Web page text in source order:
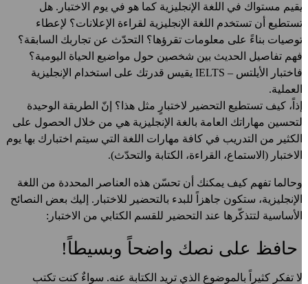
يقيم مستواك في اللغة الإنجليزية كما هو في يوم الاختبار. هل
تستطيع أن تستخدم اللغة الإنجليزية لقراءة الإعلانات؟ لإعطاء
توصيات بناءً على معلومات تقرؤها؟ التحدّث عن تجاربك السابقة؟
فهم تفاصيل الحديث بين شخصين حول مواضيع الحياة اليومية؟
فاختبار الأيلتس – IELTS يقيس قدرتك على استخدام الإنجليزية
العملية.
إذاً، كيف تستطيع التحضير لاختبارٍ مثل هذا؟ إنّ الطريقة الوحيدة
لتحسين مهاراتك العامة بالغة الإنجليزية هي من خلال الحصول على
الكثير من التدريب في كافة مهارات اللغة التي سيتم اختبارك بها يوم
الاختبار (الاستماع، القراءة، الكتابة والتحدّث).
وحالما تفهم كيف يمكنك أن تحسّن هذه العناصر المحددة من اللغة
الإنجليزية، ستكون جاهزاً للبدء بالتحضير للاختبار. إليك بعض النصائح
الأساسية لتتذكّرها عند التحضير للقسم الكتابي من الاختبار:
حافظ على نصك واضحاً وبسيطاً!
لا تفكر كثيراً بالموضوع الذي تريد الكتابة عنه. سواءٌ كنت تكتب